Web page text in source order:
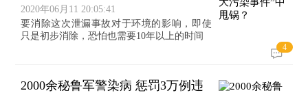
2020年06月11 20:05:41
要消除这次泄漏事故对于环境的影响，即使
只是初步消除，恐怕也需要10年以上的时间
4
2000余秘鲁军警染病 惩罚3万例违